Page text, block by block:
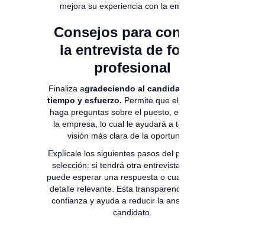
mejora su experiencia con la empresa.
Consejos para concluir
la entrevista de forma
profesional
Finaliza agradeciendo al candidato por su
tiempo y esfuerzo. Permite que el candidato
haga preguntas sobre el puesto, el equipo o
la empresa, lo cual le ayudará a tener una
visión más clara de la oportunidad.
Explícale los siguientes pasos del proceso de
selección: si tendrá otra entrevista, cuándo
puede esperar una respuesta o cualquier otro
detalle relevante. Esta transparencia genera
confianza y ayuda a reducir la ansiedad del
candidato.